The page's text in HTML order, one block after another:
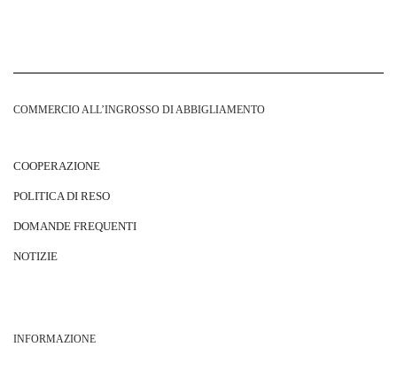
COMMERCIO ALL’INGROSSO DI ABBIGLIAMENTO
COOPERAZIONE
POLITICA DI RESO
DOMANDE FREQUENTI
NOTIZIE
INFORMAZIONE